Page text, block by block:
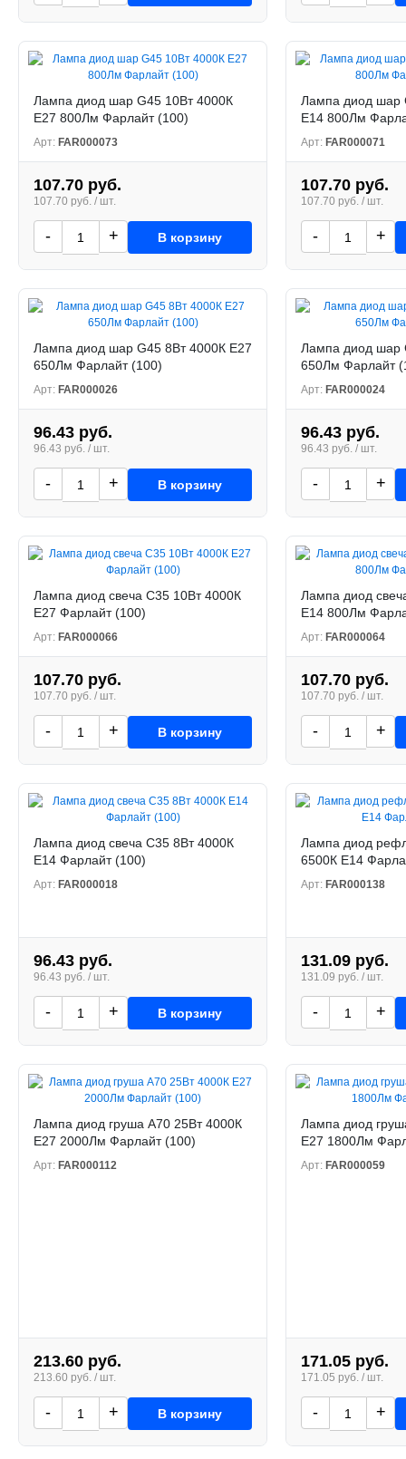
Лампа диод шар G45 10Вт 4000К
Е27 800Лм Фарлайт (100)
Арт: FAR000073
107.70 руб.
107.70 руб. / шт.
- + В корзину
Лампа диод шар
Е14 800Лм
Арт: FAR000071
107.70 руб.
107.70 руб. / шт.
- +
Лампа диод шар G45 8Вт 4000К Е27
650Лм Фарлайт (100)
Арт: FAR000026
96.43 руб.
96.43 руб. / шт.
- + В корзину
Лампа диод шар
650Лм Фарлайт
Арт: FAR000024
96.43 руб.
96.43 руб. / шт.
- +
Лампа диод свеча С35 10Вт 4000К
Е27 Фарлайт (100)
Арт: FAR000066
107.70 руб.
107.70 руб. / шт.
- + В корзину
Лампа диод
Е14 800Лм
Арт: FAR000064
107.70 руб.
107.70 руб. / шт.
- +
Лампа диод свеча С35 8Вт 4000К
Е14 Фарлайт (100)
Арт: FAR000018
96.43 руб.
96.43 руб. / шт.
- + В корзину
Лампа диод
6500К Е14
Арт: FAR000138
131.09 руб.
131.09 руб. / шт.
- +
Лампа диод груша А70 25Вт 4000К
Е27 2000Лм Фарлайт (100)
Арт: FAR000112
213.60 руб.
213.60 руб. / шт.
- + В корзину
Лампа диод
Е27 1800Лм
Арт: FAR000059
171.05 руб.
171.05 руб. / шт.
- +